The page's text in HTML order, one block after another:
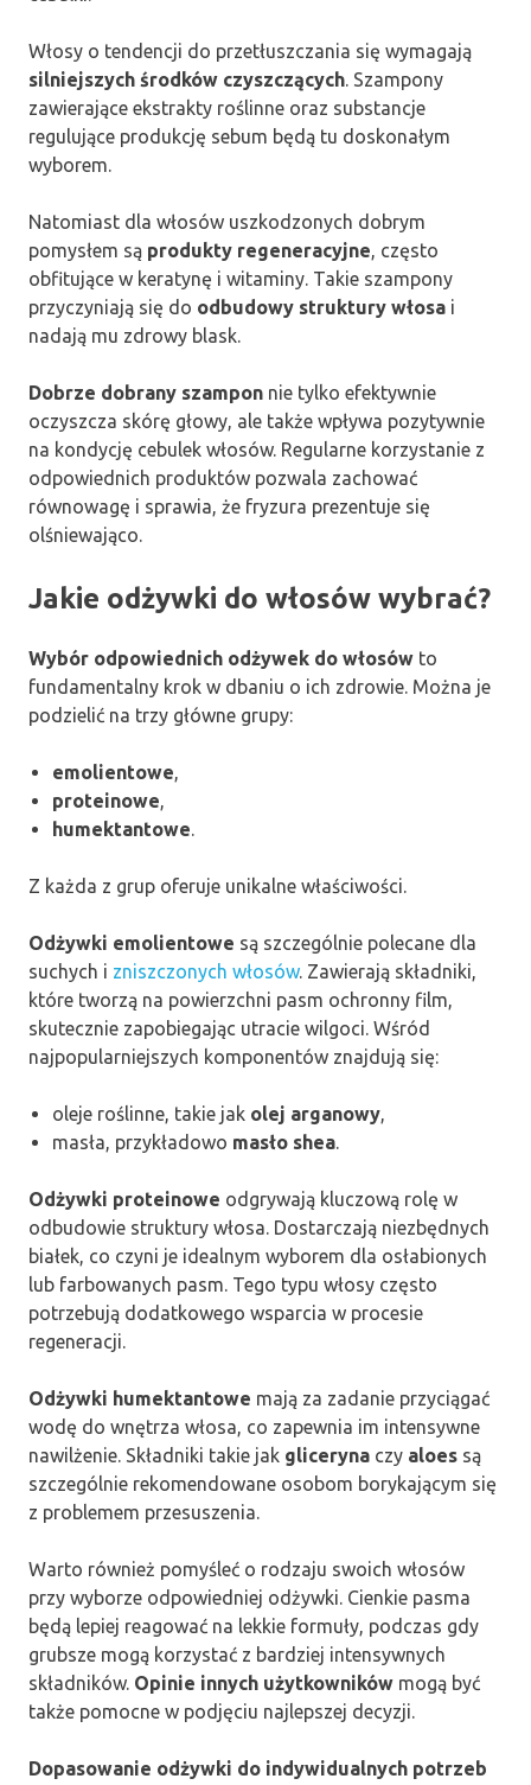
Włosy o tendencji do przetłuszczania się wymagają
silniejszych środków czyszczących. Szampony
zawierające ekstrakty roślinne oraz substancje
regulujące produkcję sebum będą tu doskonałym
wyborem.
Natomiast dla włosów uszkodzonych dobrym
pomysłem są produkty regeneracyjne, często
obfitujące w keratynę i witaminy. Takie szampony
przyczyniają się do odbudowy struktury włosa i
nadają mu zdrowy blask.
Dobrze dobrany szampon nie tylko efektywnie
oczyszcza skórę głowy, ale także wpływa pozytywnie
na kondycję cebulek włosów. Regularne korzystanie z
odpowiednich produktów pozwala zachować
równowagę i sprawia, że fryzura prezentuje się
olśniewająco.
Jakie odżywki do włosów wybrać?
Wybór odpowiednich odżywek do włosów to
fundamentalny krok w dbaniu o ich zdrowie. Można je
podzielić na trzy główne grupy:
emolientowe,
proteinowe,
humektantowe.
Z każda z grup oferuje unikalne właściwości.
Odżywki emolientowe są szczególnie polecane dla
suchych i zniszczonych włosów. Zawierają składniki,
które tworzą na powierzchni pasm ochronny film,
skutecznie zapobiegając utracie wilgoci. Wśród
najpopularniejszych komponentów znajdują się:
oleje roślinne, takie jak olej arganowy,
masła, przykładowo masło shea.
Odżywki proteinowe odgrywają kluczową rolę w
odbudowie struktury włosa. Dostarczają niezbędnych
białek, co czyni je idealnym wyborem dla osłabionych
lub farbowanych pasm. Tego typu włosy często
potrzebują dodatkowego wsparcia w procesie
regeneracji.
Odżywki humektantowe mają za zadanie przyciągać
wodę do wnętrza włosa, co zapewnia im intensywne
nawilżenie. Składniki takie jak gliceryna czy aloes są
szczególnie rekomendowane osobom borykającym się
z problemem przesuszenia.
Warto również pomyśleć o rodzaju swoich włosów
przy wyborze odpowiedniej odżywki. Cienkie pasma
będą lepiej reagować na lekkie formuły, podczas gdy
grubsze mogą korzystać z bardziej intensywnych
składników. Opinie innych użytkowników mogą być
także pomocne w podjęciu najlepszej decyzji.
Dopasowanie odżywki do indywidualnych potrzeb